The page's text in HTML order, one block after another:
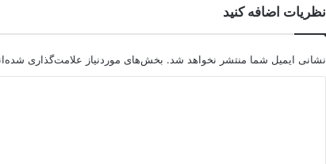
نظریات اضافه کنید
نشانی ایمیل شما منتشر نخواهد شد. بخش‌های موردنیاز علامت‌گذاری